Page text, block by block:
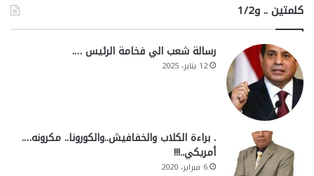
كلمتين .. و1/2
رسالة شعب الي فخامة الرئيس ….
12 يناير، 2025
. براءة الكلاب والخفافيش..والكورونا.. مكرونه….
أمريكي..!!!
6 فبراير، 2020